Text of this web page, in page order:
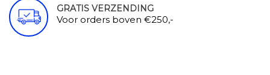
GRATIS VERZENDING
Voor orders boven €250,-